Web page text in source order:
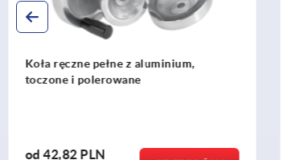
Pokrętła ręczne z tworzywa sztucznego
od43,94 PLN